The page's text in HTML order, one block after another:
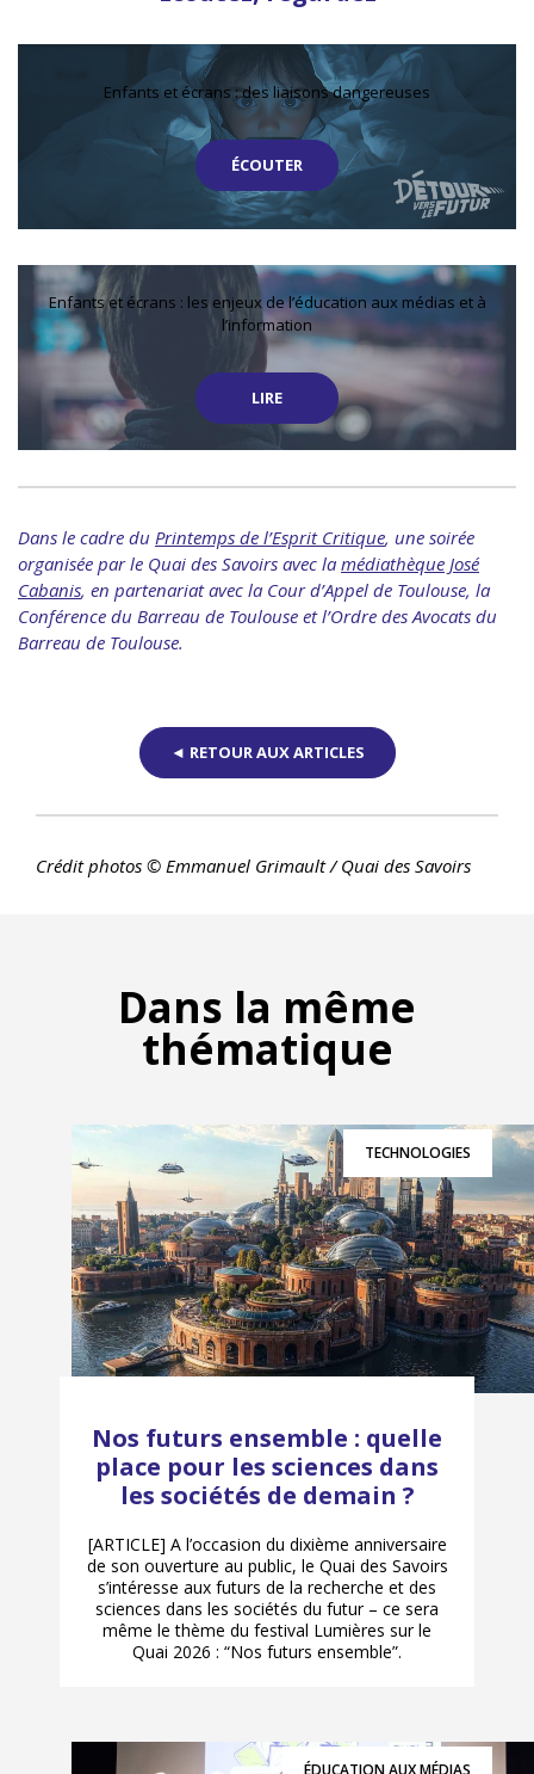
Enfants et écrans : des liaisons dangereuses
ÉCOUTER
Enfants et écrans : les enjeux de l’éducation aux médias et à
l’information
LIRE
Dans le cadre du Printemps de l’Esprit Critique, une soirée
organisée par le Quai des Savoirs avec la médiathèque José
Cabanis, en partenariat avec la Cour d’Appel de Toulouse, la
Conférence du Barreau de Toulouse et l’Ordre des Avocats du
Barreau de Toulouse.
◄ RETOUR AUX ARTICLES
Crédit photos © Emmanuel Grimault / Quai des Savoirs
Dans la même
thématique
TECHNOLOGIES
Nos futurs ensemble : quelle
place pour les sciences dans
les sociétés de demain ?
[ARTICLE] A l’occasion du dixième anniversaire
de son ouverture au public, le Quai des Savoirs
s’intéresse aux futurs de la recherche et des
sciences dans les sociétés du futur – ce sera
même le thème du festival Lumières sur le
Quai 2026 : “Nos futurs ensemble”.